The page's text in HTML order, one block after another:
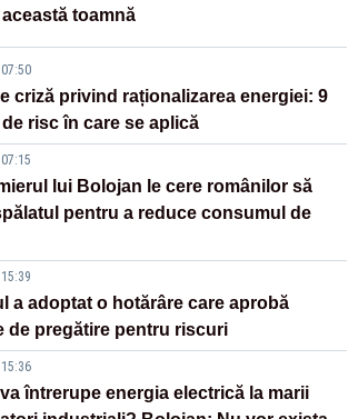
toamnă
criză privind raționalizarea energiei: 9
risc în care se aplică
lui Bolojan le cere românilor să
pentru a reduce consumul de
a adoptat o hotărâre care aprobă
de pregătire pentru riscuri
întrerupe energia electrică la marii